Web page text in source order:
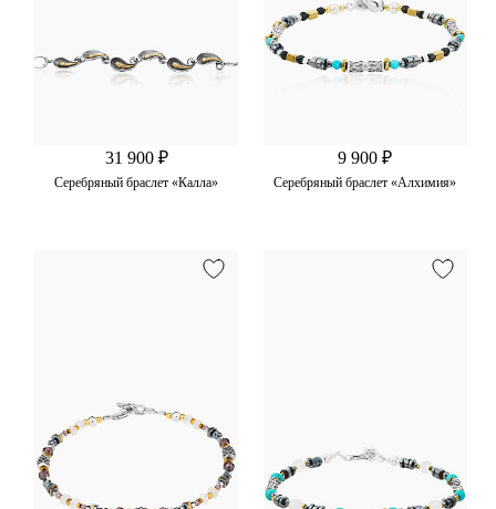
31 900 ₽
Серебряный браслет «Калла»
9 900 ₽
Серебряный браслет «Алхимия»